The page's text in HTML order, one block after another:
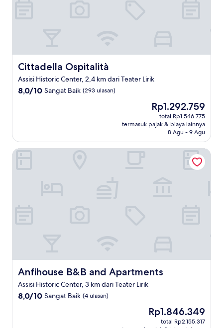
Cittadella Ospitalità
Cittadella Ospitalità
Assisi Historic Center, 2,4 km dari Teater Lirik
8.0
ulasan)
8,0/10 Sangat Baik (293 ulasan)
Harga
sekarang
Rp1.292.759
Rp1.292.759
total Rp1.546.775
termasuk pajak & biaya lainnya
8 Agu - 9 Agu
Anfihouse B&B and Apartments
Anfihouse B&B and Apartments
Assisi Historic Center, 3 km dari Teater Lirik
8.0
8,0/10 Sangat Baik (4 ulasan)
Harga
sekarang
Rp1.846.349
total Rp2.155.317
Anfihouse B&B and Apartments